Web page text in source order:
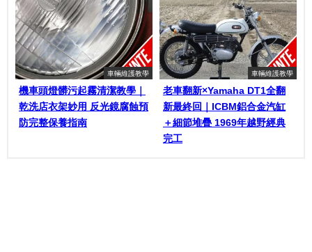
車輛維護教學
機車頭燈髒污起霧清潔教學｜
乾洗店衣架妙用 反光鏡腐蝕預
防完整保養指南
車輛維護教學
老車翻新×Yamaha DT1全翻
新最終回｜ICBM鋁合金汽缸
＋細節堆疊 1969年越野經典
完工